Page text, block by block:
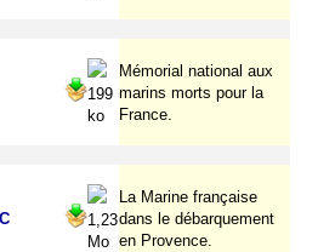
199
ko
Mémorial national aux
marins morts pour la
France.
1,23
Mo
La Marine française
dans le débarquement
en Provence.